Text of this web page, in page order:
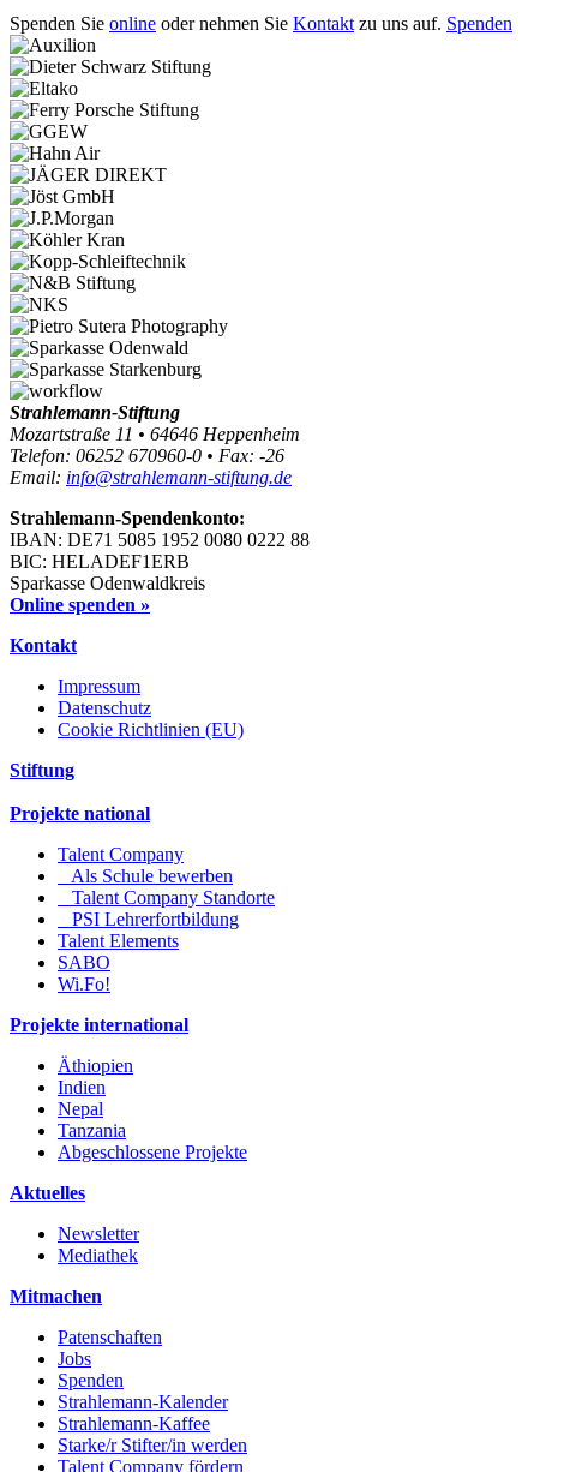
Spenden Sie online oder nehmen Sie Kontakt zu uns auf. Spenden
Strahlemann-Stiftung
Mozartstraße 11 • 64646 Heppenheim
Telefon: 06252 670960-0 • Fax: -26
Email: info@strahlemann-stiftung.de
Strahlemann-Spendenkonto:
IBAN: DE71 5085 1952 0080 0222 88
BIC: HELADEF1ERB
Sparkasse Odenwaldkreis
Online spenden »
Kontakt
Impressum
Datenschutz
Cookie Richtlinien (EU)
Stiftung
Projekte national
Talent Company
Als Schule bewerben
Talent Company Standorte
PSI Lehrerfortbildung
Talent Elements
SABO
Wi.Fo!
Projekte international
Äthiopien
Indien
Nepal
Tanzania
Abgeschlossene Projekte
Aktuelles
Newsletter
Mediathek
Mitmachen
Patenschaften
Jobs
Spenden
Strahlemann-Kalender
Strahlemann-Kaffee
Starke/r Stifter/in werden
Talent Company fördern